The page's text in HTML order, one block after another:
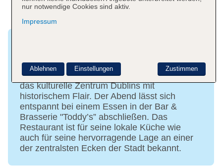
Nur einen kurzen Fußmarsch über die
O’Connell Bridge entfernt liegt Temple Bar,
das kulturelle Zentrum Dublins mit
historischem Flair. Der Abend lässt sich
entspannt bei einem Essen in der Bar &
Brasserie "Toddy’s” abschließen. Das
Restaurant ist für seine lokale Küche wie
auch für seine hervorragende Lage an einer
der zentralsten Ecken der Stadt bekannt.
nur notwendige Cookies sind aktiv.
Impressum
Zustimmen
Ablehnen Einstellungen